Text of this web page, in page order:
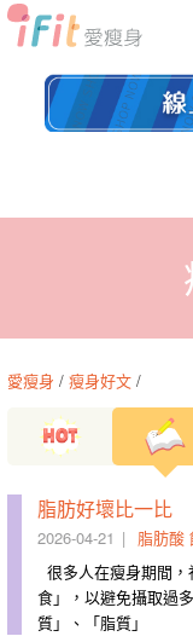
愛瘦身 / 瘦身好文 /
脂肪好壞比一比
2026-04-21 脂肪酸
很多人在瘦身期間
食」，以避免攝取過
質」、「脂質」